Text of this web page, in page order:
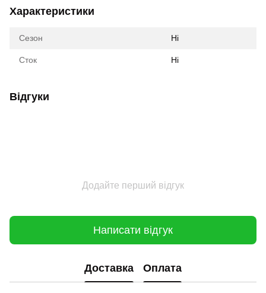
Характеристики
Сезон Ні
Сток Ні
Відгуки
Додайте перший відгук
Написати відгук
Доставка Оплата